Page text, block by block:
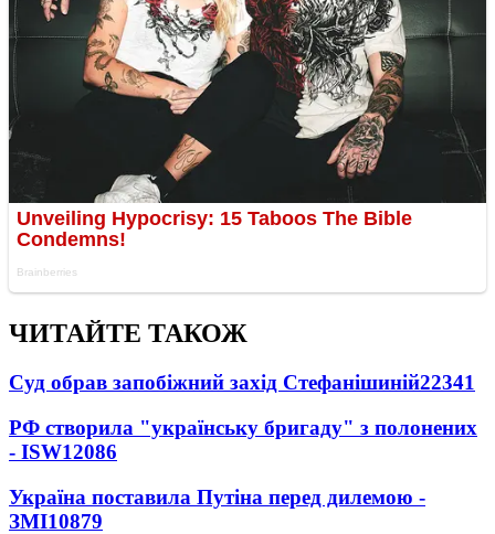
ЧИТАЙТЕ ТАКОЖ
Суд обрав запобіжний захід Стефанішиній22341
РФ створила "українську бригаду" з полонених
- ISW12086
Україна поставила Путіна перед дилемою -
ЗМІ10879